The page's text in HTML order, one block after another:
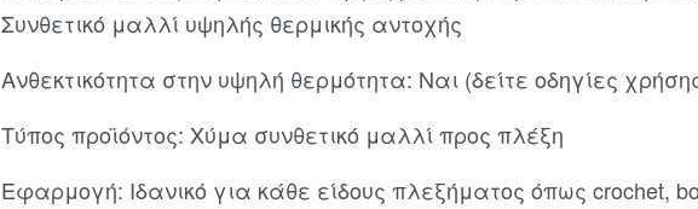
Συνθετικό μαλλί υψηλής θερμικής αντοχής
Ανθεκτικότητα στην υψηλή θερμότητα: Ναι (δείτε οδηγίες
Τύπος προϊόντος: Χύμα συνθετικό μαλλί προς πλέξη
Εφαρμογή: Ιδανικό για κάθε είδους πλεξήματος όπως crochet,